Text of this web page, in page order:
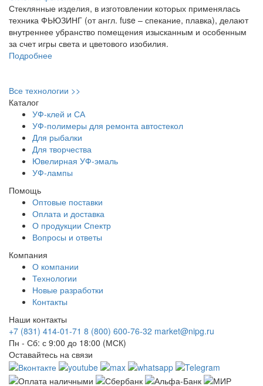
Стеклянные изделия, в изготовлении которых применялась
техника ФЬЮЗИНГ (от англ. fuse – спекание, плавка), делают
внутреннее убранство помещения изысканным и особенным
за счет игры света и цветового изобилия.
Подробнее
Все технологии >>
Каталог
УФ-клей и СА
УФ-полимеры для ремонта автостекол
Для рыбалки
Для творчества
Ювелирная УФ-эмаль
УФ-лампы
Помощь
Оптовые поставки
Оплата и доставка
О продукции Спектр
Вопросы и ответы
Компания
О компании
Технологии
Новые разработки
Контакты
Наши контакты
+7 (831) 414-01-71 8 (800) 600-76-32 market@nipg.ru
Пн - Сб: с 9:00 до 18:00 (МСК)
Оставайтесь на связи